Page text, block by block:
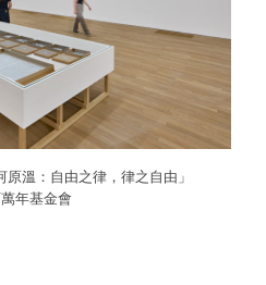
溫：自由之律，律之自由」
年基金會